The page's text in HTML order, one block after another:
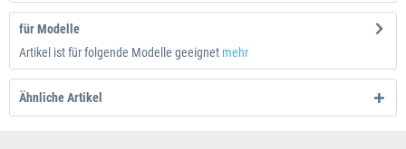
für Modelle
Artikel ist für folgende Modelle geeignet mehr
Ähnliche Artikel